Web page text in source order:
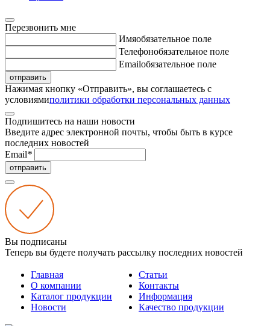
Перезвонить мне
Имяобязательное поле
Телефонобязательное поле
Emailобязательное поле
отправить
Нажимая кнопку «Отправить», вы соглашаетесь с
условиямиполитики обработки персональных данных
Подпишитесь на наши новости
Введите адрес электронной почты, чтобы быть в курсе
последних новостей
Email*
отправить
Вы подписаны
Теперь вы будете получать рассылку последних новостей
Главная
О компании
Каталог продукции
Новости
Статьи
Контакты
Информация
Качество продукции